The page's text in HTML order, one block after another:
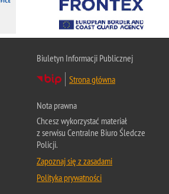
Biuletyn Informacji Publicznej
Strona główna
Nota prawna
Chcesz wykorzystać materiał
z serwisu Centralne Biuro Śledcze
Policji.
Zapoznaj się z zasadami
Polityka prywatności